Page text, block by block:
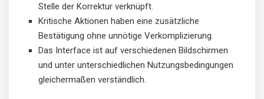
Stelle der Korrektur verknüpft.
Kritische Aktionen haben eine zusätzliche
Bestätigung ohne unnötige Verkomplizierung.
Das Interface ist auf verschiedenen Bildschirmen
und unter unterschiedlichen Nutzungsbedingungen
gleichermaßen verständlich.